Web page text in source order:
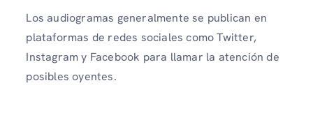
Los audiogramas generalmente se publican en
plataformas de redes sociales como Twitter,
Instagram y Facebook para llamar la atención de
posibles oyentes.